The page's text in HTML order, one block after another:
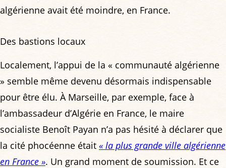
algérienne avait été moindre, en France.
Des bastions locaux
Localement, l’appui de la « communauté algérienne
» semble même devenu désormais indispensable
pour être élu. À Marseille, par exemple, face à
l’ambassadeur d’Algérie en France, le maire
socialiste Benoît Payan n’a pas hésité à déclarer que
la cité phocéenne était « la plus grande ville algérienne
en France ». Un grand moment de soumission. Et ce